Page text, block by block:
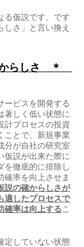
る仮説です。です
さ」と言い換え
らしさ ＊
ービスを開発する
著しく低い状態に
計プロセスの投資
ことで、新規事業
分が自社の研究室
仮説が出来た際に
を徹底的に排除し
確率を向上させま
説の確からしさが
適したプロセスで
確率は向上するこ
定していない状態